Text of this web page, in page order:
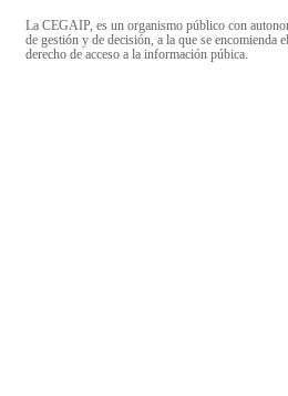
La CEGAIP, es un organismo público con
de gestión y de decisión, a la que se encomienda
derecho de acceso a la información púbica.